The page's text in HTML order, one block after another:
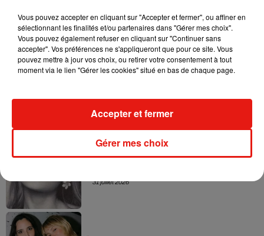
4 août 2026
sa tournée mondiale
31 juillet 2026
Vous pouvez accepter en cliquant sur "Accepter et fermer", ou affiner en
sélectionnant les finalités et/ou partenaires dans "Gérer mes choix".
Vous pouvez également refuser en cliquant sur "Continuer sans
accepter". Vos préférences ne s'appliqueront que pour ce site. Vous
pouvez mettre à jour vos choix, ou retirer votre consentement à tout
moment via le lien "Gérer les cookies" situé en bas de chaque page.
Gérer mes choix
Accepter et fermer